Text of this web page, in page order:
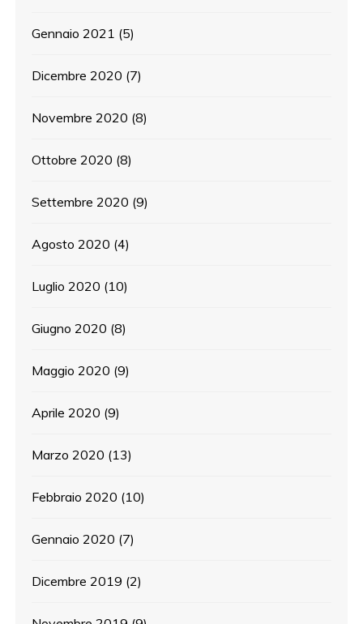
Gennaio 2021 (5)
Dicembre 2020 (7)
Novembre 2020 (8)
Ottobre 2020 (8)
Settembre 2020 (9)
Agosto 2020 (4)
Luglio 2020 (10)
Giugno 2020 (8)
Maggio 2020 (9)
Aprile 2020 (9)
Marzo 2020 (13)
Febbraio 2020 (10)
Gennaio 2020 (7)
Dicembre 2019 (2)